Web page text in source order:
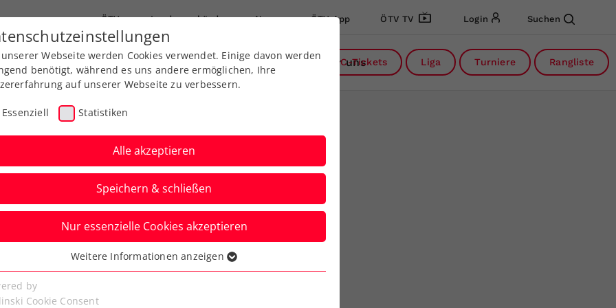
ÖTV Landesverbände News ÖTV App ÖTV TV Login Suchen
Leistungssport Ausbildung Services Über uns
DC-Tickets Liga Turniere Rangliste
in Silber
See
Webseite werden Cookies verwendet. Einige davon werden
benötigt, während es uns andere ermöglichen, Ihre
auf unserer Webseite zu verbessern.
Essenziell Statistiken
Alle akzeptieren
Speichern & schließen
Nur essenzielle Cookies akzeptieren
Cookies werden für grundlegende Funktionen der
benötigt. Dadurch ist gewährleistet, dass die Webseite
Weitere Informationen anzeigen
by
Cookie Consent